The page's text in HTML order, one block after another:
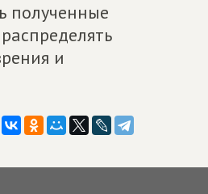
полученные
и